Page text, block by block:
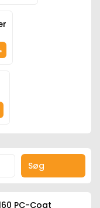
Søg
PC-Coat